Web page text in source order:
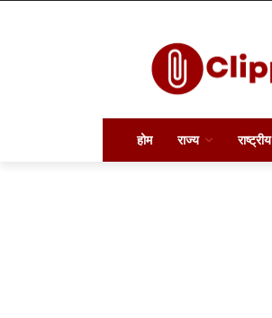
होम राज्य राष्ट्रीय